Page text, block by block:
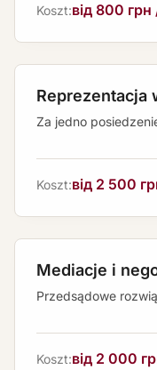
Koszt:від 800 грн
Reprezentacja
Za jedno
Koszt:від 2 500
Mediacje i
Przedsądowe
Koszt:від 2 000